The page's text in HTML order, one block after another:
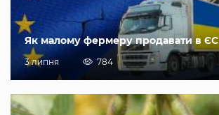
Як малому фермеру продавати в ЄС
3 липня 784